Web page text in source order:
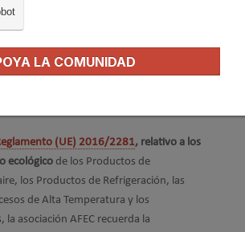
(UE) 2016/2281, relativo a los
ecológico de los Productos de
los Productos de Refrigeración, las
de Alta Temperatura y los
asociación AFEC recuerda la
LA COMUNIDAD